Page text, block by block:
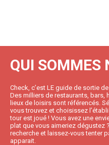
QUI SOMMES
Check, c’est LE guide de sortie
Des milliers de restaurants,
lieux de loisirs sont référencés.
vous trouvez et choisissez
tour est joué ! Vous avez une
plat que vous aimeriez dégustez
recherche et laissez-vous tenter
apparait.